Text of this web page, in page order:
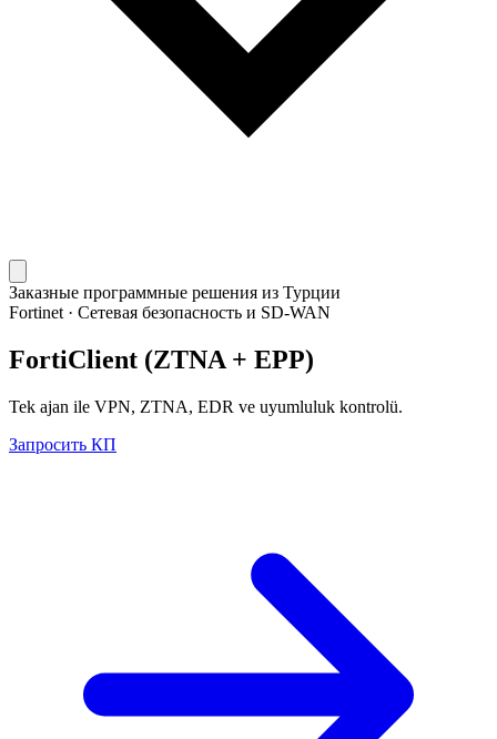
Заказные программные решения из Турции
Fortinet · Сетевая безопасность и SD-WAN
FortiClient (ZTNA + EPP)
Tek ajan ile VPN, ZTNA, EDR ve uyumluluk kontrolü.
Запросить КП